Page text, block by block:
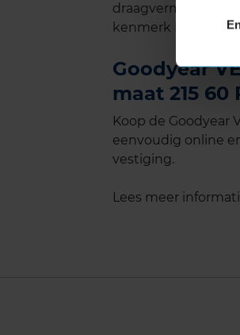
draagvermogen
kenmerk Extra
Goodyear
maat 215
Koop de Goodyear
eenvoudig online
vestiging.
Lees meer